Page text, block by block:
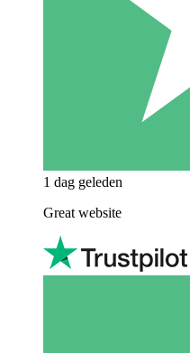
1 dag geleden
Great website